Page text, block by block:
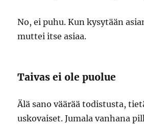
No, ei puhu. Kun kysytään
muttei itse asiaa.
Taivas ei ole puolue
Älä sano väärää todistusta,
uskovaiset. Jumala vanhana